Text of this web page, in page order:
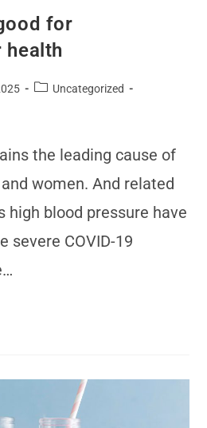
for
health
Uncategorized
the leading cause of
women. And related
high blood pressure have
severe COVID-19